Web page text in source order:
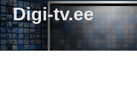
Digi-tv.ee